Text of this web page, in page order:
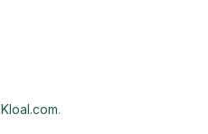
Kloal.com.